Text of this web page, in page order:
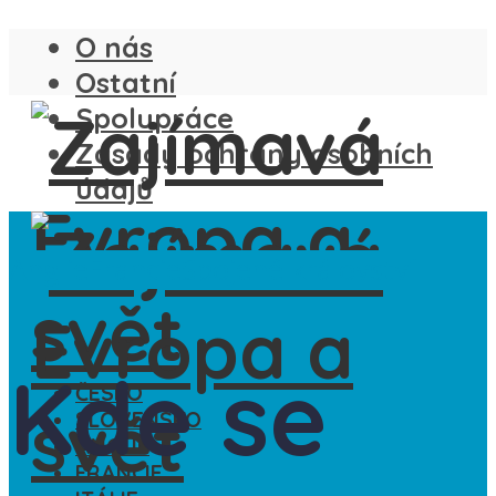
O nás
Ostatní
Spolupráce
Zásady ochrany osobních
údajů
ČESKO
SLOVENSKO
ANGLIE
FRANCIE
Kde se